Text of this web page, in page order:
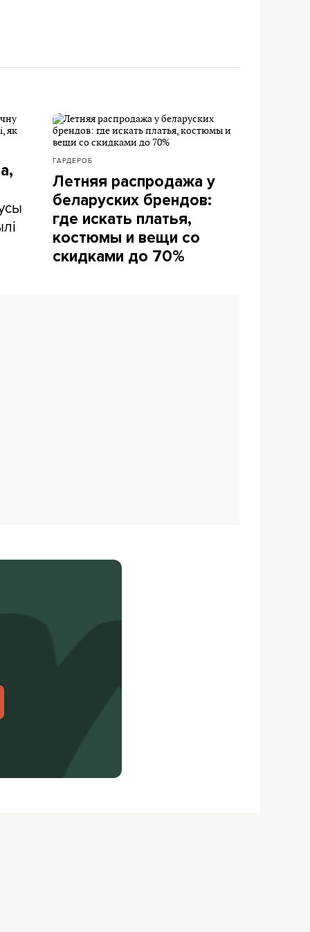
ГАРДЕРОБ
Летняя распродажа у
беларуских брендов:
где искать платья,
костюмы и вещи со
скидками до 70%